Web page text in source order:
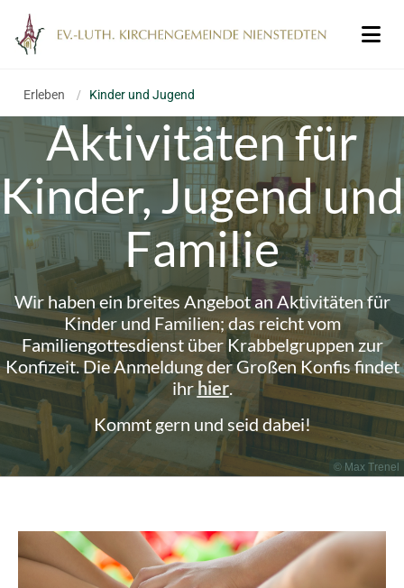
Erleben / Kinder und Jugend
Aktivitäten für
Kinder, Jugend und
Familie
Wir haben ein breites Angebot an Aktivitäten für
Kinder und Familien; das reicht vom
Familiengottesdienst über Krabbelgruppen zur
Konfizeit. Die Anmeldung der Großen Konfis findet
ihrhier.
Kommt gern und seid dabei!
© Max Trenel